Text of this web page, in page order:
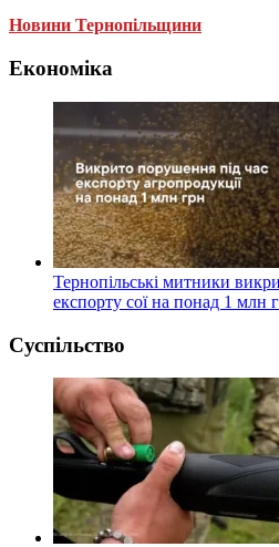
Новини Тернопільщини
Економіка
Тернопільські митники
експорту сої на понад 1 млн
Суспільство